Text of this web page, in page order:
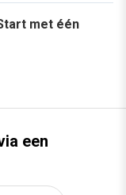
met één
een